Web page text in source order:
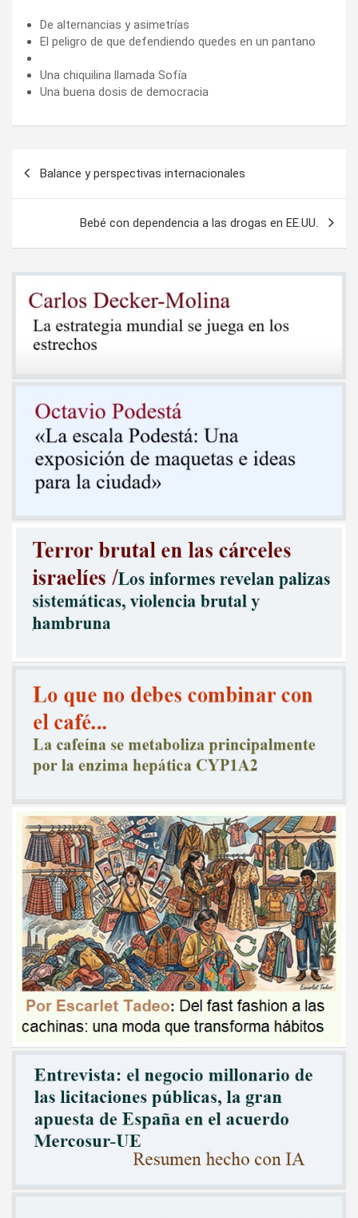
De alternancias y asimetrías
El peligro de que defendiendo quedes en un pantano
Una chiquilina llamada Sofía
Una buena dosis de democracia
entradas
Balance y perspectivas internacionales
Bebé con dependencia a las drogas en EE.UU.